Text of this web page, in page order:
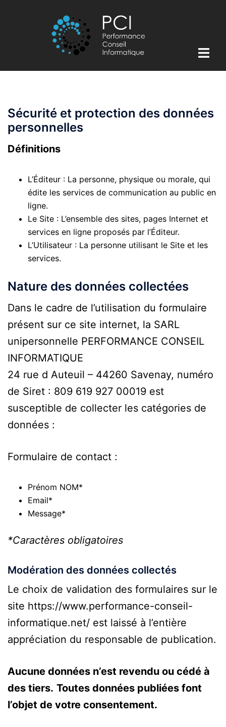
Sécurité et protection des données
personnelles
Définitions
L’Éditeur : La personne, physique ou morale, qui
édite les services de communication au public en
ligne.
Le Site : L’ensemble des sites, pages Internet et
services en ligne proposés par l’Éditeur.
L’Utilisateur : La personne utilisant le Site et les
services.
Nature des données collectées
Dans le cadre de l’utilisation du formulaire
présent sur ce site internet, la SARL
unipersonnelle PERFORMANCE CONSEIL
INFORMATIQUE
24 rue d Auteuil – 44260 Savenay, numéro
de Siret : 809 619 927 00019 est
susceptible de collecter les catégories de
données :
Formulaire de contact :
Prénom NOM*
Email*
Message*
*Caractères obligatoires
Modération des données collectés
Le choix de validation des formulaires sur le
site https://www.performance-conseil-
informatique.net/ est laissé à l’entière
appréciation du responsable de publication.
Aucune données n’est revendu ou cédé à
des tiers. Toutes données publiées font
l’objet de votre consentement.